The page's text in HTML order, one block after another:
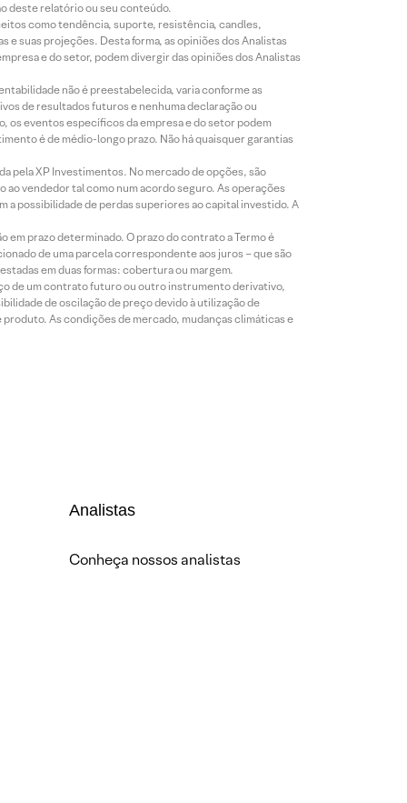
deste relatório ou seu conteúdo.
como tendência, suporte, resistência, candles,
e suas projeções. Desta forma, as opiniões dos Analistas
e do setor, podem divergir das opiniões dos Analistas
não é preestabelecida, varia conforme as
de resultados futuros e nenhuma declaração ou
os eventos específicos da empresa e do setor podem
é de médio-longo prazo. Não há quaisquer garantias
pela XP Investimentos. No mercado de opções, são
vendedor tal como num acordo seguro. As operações
possibilidade de perdas superiores ao capital investido. A
em prazo determinado. O prazo do contrato a Termo é
de uma parcela correspondente aos juros – que são
em duas formas: cobertura ou margem.
de um contrato futuro ou outro instrumento derivativo,
de oscilação de preço devido à utilização de
As condições de mercado, mudanças climáticas e
Analistas
Conheça nossos analistas